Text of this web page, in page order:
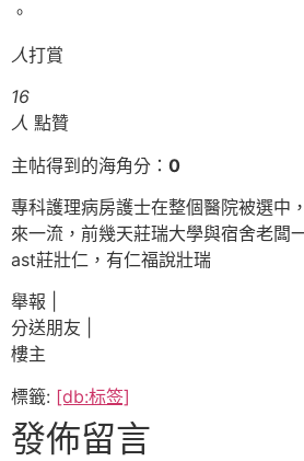
。
人打賞
16
人 點贊
主帖得到的海角分： 0
專科護理病房護士在整個醫院被選中
來一流，前幾天莊瑞大學與宿舍老闆
ast莊壯仁，有仁福說壯瑞
舉報 |
分送朋友 |
樓主
標籤: [db:标签]
發佈留言